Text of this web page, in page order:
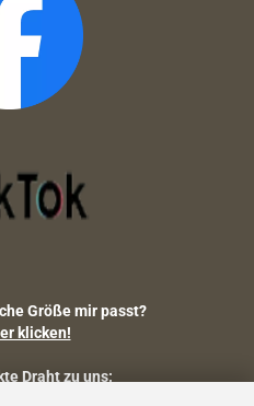
Größe mir passt?
klicken!
Draht zu uns: